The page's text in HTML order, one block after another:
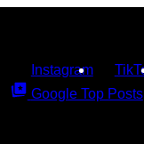
Instagram
Google Top Posts